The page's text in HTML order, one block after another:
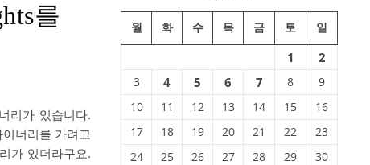
를
리가 있습니다.
너리를 가려고
가 있더라구요.
월 화 수 목 금 토 일
1 2
3 4 5 6 7 8
9
10
11 12 13 14 15
16
17
18 19 20 21 22
23
24
25 26 27 28 29
30